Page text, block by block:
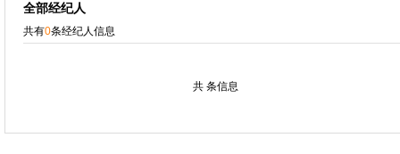
全部经纪人
共有0条经纪人信息
共 条信息